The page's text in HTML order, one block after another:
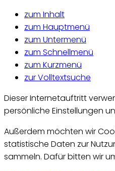
zum Inhalt
zum Hauptmenü
zum Untermenü
zum Schnellmenü
zum Kurzmenü
zur Volltextsuche
Dieser Internetauftritt
persönliche Einstellungen
Außerdem möchten wir
statistische Daten zur
sammeln. Dafür bitten wir